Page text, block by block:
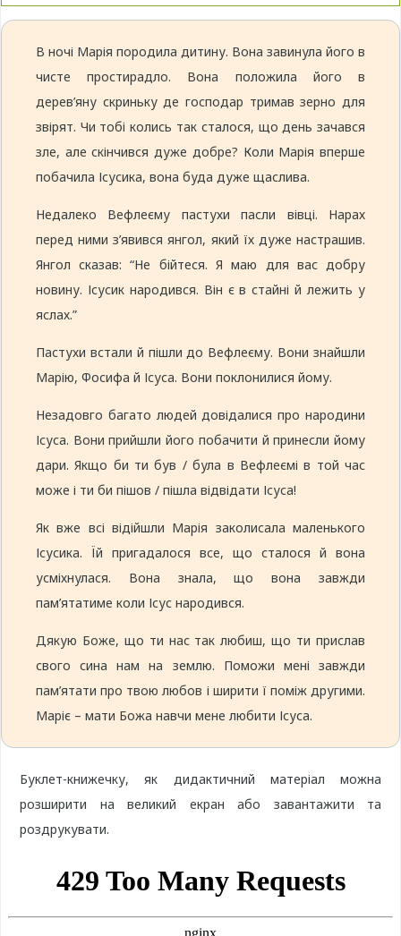
В ночі Марія породила дитину. Вона завинула його в
чисте простирадло. Вона положила його в
дерев’яну скриньку де господар тримав зерно для
звірят. Чи тобі колись так сталося, що день зачався
зле, але скінчився дуже добре? Коли Марія вперше
побачила Ісусика, вона буда дуже щаслива.
Недалеко Вефлеєму пастухи пасли вівці. Нарах
перед ними з’явився янгол, який їх дуже настрашив.
Янгол сказав: “Не бійтеся. Я маю для вас добру
новину. Ісусик народився. Він є в стайні й лежить у
яслах.”
Пастухи встали й пішли до Вефлеєму. Вони знайшли
Марію, Фосифа й Ісуса. Вони поклонилися йому.
Незадовго багато людей довідалися про народини
Ісуса. Вони прийшли його побачити й принесли йому
дари. Якщо би ти був / була в Вефлеємі в той час
може і ти би пішов / пішла відвідати Ісуса!
Як вже всі відійшли Марія заколисала маленького
Ісусика. Їй пригадалося все, що сталося й вона
усміхнулася. Вона знала, що вона завжди
пам’ятатиме коли Ісус народився.
Дякую Боже, що ти нас так любиш, що ти прислав
свого сина нам на землю. Поможи мені завжди
пам’ятати про твою любов і ширити ї поміж другими.
Маріє – мати Божа навчи мене любити Ісуса.
Буклет-книжечку, як дидактичний матеріал можна
розширити на великий екран або завантажити та
роздрукувати.